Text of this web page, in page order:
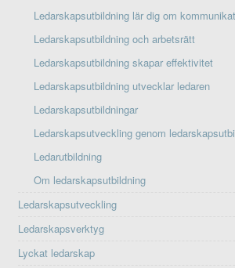
Ledarskapsutbildning lär dig om
Ledarskapsutbildning och arbetsrätt
Ledarskapsutbildning skapar effektivitet
Ledarskapsutbildning utvecklar ledaren
Ledarskapsutbildningar
Ledarskapsutveckling genom
Ledarutbildning
Om ledarskapsutbildning
Ledarskapsutveckling
Ledarskapsverktyg
Lyckat ledarskap